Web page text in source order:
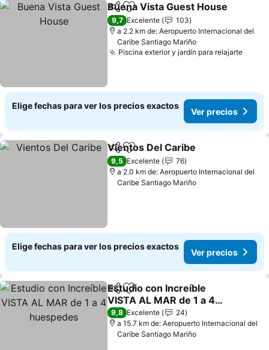
CompartirAgregar a favoritos
Buena Vista Guest House
9,7 Excelente
103
a 2.2 km de: Aeropuerto Internacional del
Caribe Santiago Mariño
Piscina exterior y jardín para relajarte
Elige fechas para ver los precios exactos
Ver precios
CompartirAgregar a favoritos
Vientos Del Caribe
9,5 Excelente
76
a 2.0 km de: Aeropuerto Internacional del
Caribe Santiago Mariño
Elige fechas para ver los precios exactos
Ver precios
CompartirAgregar a favoritos
Estudio con Increíble
VISTA AL MAR de 1 a 4
huespedes
9,8 Excelente
24
a 15.7 km de: Aeropuerto Internacional del
Caribe Santiago Mariño